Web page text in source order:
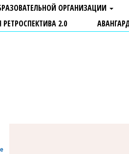
ОРГАНИЗАЦИИ
2.0